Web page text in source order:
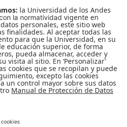
cursos, horarios y cupos visite el